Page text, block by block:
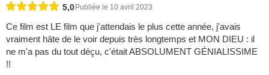
5,0 Publiée le 10 avril 2023
Ce film est LE film que j'attendais le plus cette année, j'avais
vraiment hâte de le voir depuis très longtemps et MON DIEU : il
ne m'a pas du tout déçu, c'était ABSOLUMENT GÉNIALISSIME
!!